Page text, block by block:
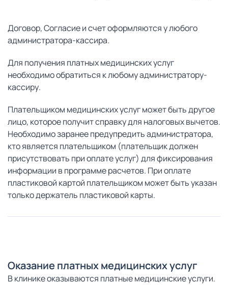
Договор, Согласие и счет оформляются у любого
администратора-кассира.
Для получения платных медицинских услуг
необходимо обратиться к любому администратору-
кассиру.
Плательщиком медицинских услуг может быть другое
лицо, которое получит справку для налоговых вычетов.
Необходимо заранее предупредить администратора,
кто является плательщиком (плательщик должен
присутствовать при оплате услуг) для фиксирования
информации в программе расчетов. При оплате
пластиковой картой плательщиком может быть указан
только держатель пластиковой карты.
Оказание платных медицинских услуг
В клинике оказываются платные медицинские услуги.